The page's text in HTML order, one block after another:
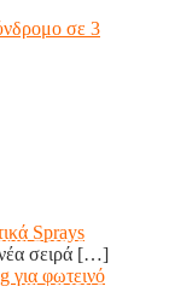
σε 3
Sprays
σειρά […]
για φωτεινό